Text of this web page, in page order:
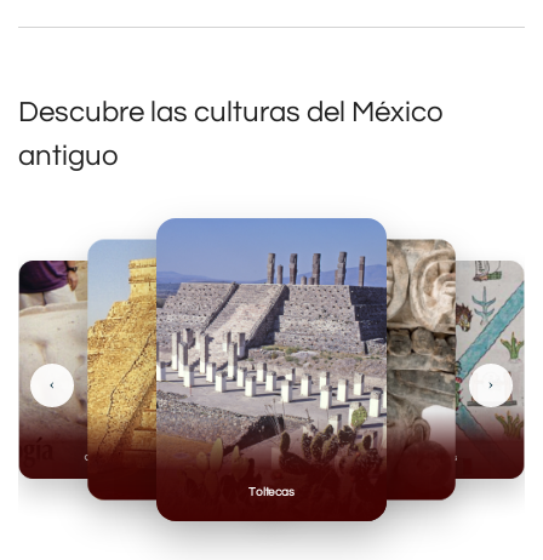
Descubre las culturas del México
antiguo
Toltecas
Mexicas
Olmecas
‹ ›